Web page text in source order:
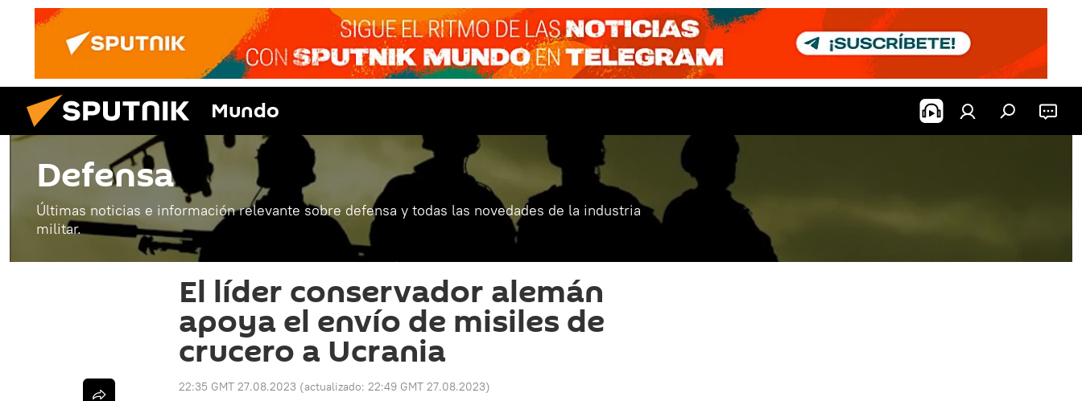
Mundo
Defensa
Últimas noticias e información relevante sobre defensa y todas las novedades de la industria
militar.
El líder conservador alemán
apoya el envío de misiles de
crucero a Ucrania
22:35 GMT 27.08.2023 (actualizado: 22:49 GMT 27.08.2023)